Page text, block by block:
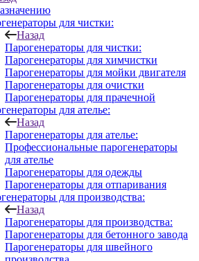
для чистки:
Назад
Парогенераторы для чистки:
Парогенераторы для химчистки
Парогенераторы для мойки двигателя
Парогенераторы для очистки
Парогенераторы для прачечной
для ателье:
Назад
Парогенераторы для ателье:
Профессиональные парогенераторы
для ателье
Парогенераторы для одежды
Парогенераторы для отпаривания
для производства:
Назад
Парогенераторы для производства:
Парогенераторы для бетонного завода
Парогенераторы для швейного